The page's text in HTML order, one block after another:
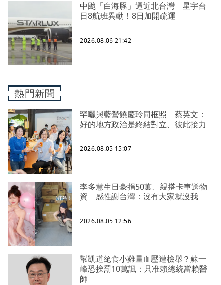
中颱「白海豚」逼近北台灣 星宇台
日8航班異動！8日加開疏運
2026.08.06 21:42
熱門新聞
罕曬與藍營饒慶玲同框照 蔡英文：
好的地方政治是終結對立、彼此接力
2026.08.05 15:07
李多慧生日豪捐50萬、親搭卡車送物
資 感性謝台灣：沒有大家就沒我
2026.08.05 12:56
幫凱道絕食小雞量血壓遭檢舉？蘇一
峰恐挨罰10萬諷：只准賴總統當賴醫
師